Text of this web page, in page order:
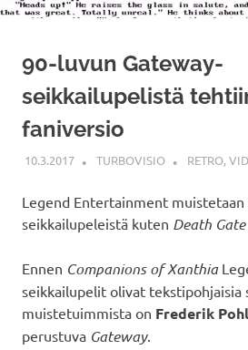
90-luvun Gateway-
seikkailupelistä
faniversio
10.3.2017 TURBOVISIO RETRO,
Legend Entertainment muistetaan
seikkailupeleistä kuten Death Gate
Ennen Companions of Xanthia
seikkailupelit olivat tekstipohjaisia
muistetuimmista on Frederik
perustuva Gateway.